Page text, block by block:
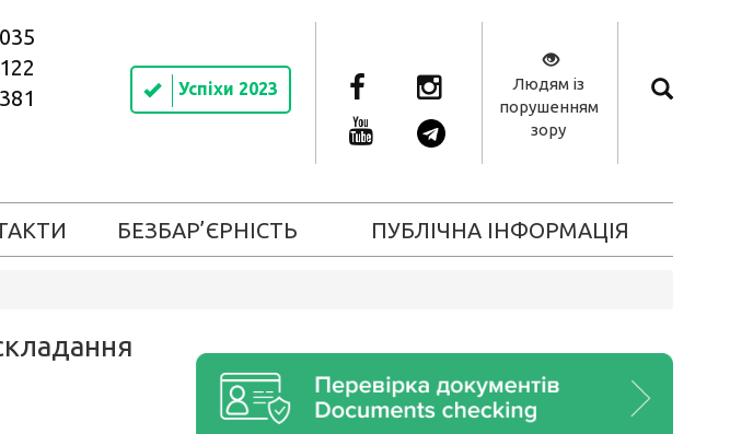
Успіхи 2023
Людям із
порушенням
зору
БЕЗБАР’ЄРНІСТЬ ПУБЛІЧНА ІНФОРМАЦІЯ